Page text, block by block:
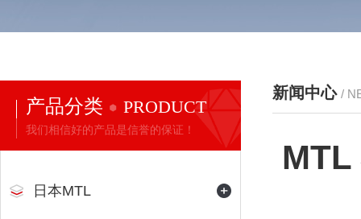
产品分类 PRODUCT
我们相信好的产品是信誉的保证！
日本MTL
新闻中心 /
MTL